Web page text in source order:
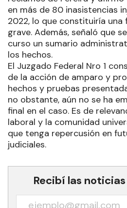
en más de 80 inasistencias
2022, lo que constituiría una
grave. Además, señaló que
curso un sumario
los hechos.
El Juzgado Federal Nro 1
de la acción de amparo y
hechos y pruebas
no obstante, aún no se ha
final en el caso. Es de
laboral y la comunidad
que tenga repercusión en
judiciales.
Recibí las